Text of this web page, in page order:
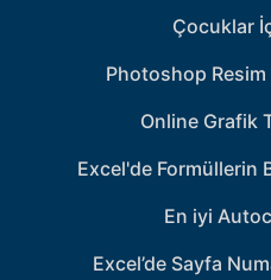
Çocuklar
Photoshop
Online Grafik
Excel'de Formüllerin
En iyi
Excel’de Sayfa